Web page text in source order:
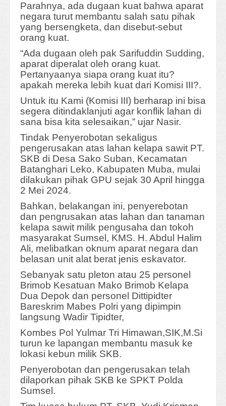
Parahnya, ada dugaan kuat bahwa aparat
negara turut membantu salah satu pihak
yang bersengketa, dan disebut-sebut
orang kuat.
“Ada dugaan oleh pak Sarifuddin Sudding,
aparat diperalat oleh orang kuat.
Pertanyaanya siapa orang kuat itu?
apakah mereka lebih kuat dari Komisi III?.
Untuk itu Kami (Komisi III) berharap ini bisa
segera ditindaklanjuti agar konflik lahan di
sana bisa kita selesaikan,” ujar Nasir.
Tindak Penyerobotan sekaligus
pengerusakan atas lahan kelapa sawit PT.
SKB di Desa Sako Suban, Kecamatan
Batanghari Leko, Kabupaten Muba, mulai
dilakukan pihak GPU sejak 30 April hingga
2 Mei 2024.
Bahkan, belakangan ini, penyerebotan
dan pengrusakan atas lahan dan tanaman
kelapa sawit milik pengusaha dan tokoh
masyarakat Sumsel, KMS. H. Abdul Halim
Ali, melibatkan oknum aparat negara dan
belasan unit alat berat jenis eskavator.
Sebanyak satu pleton atau 25 personel
Brimob Kesatuan Mako Brimob Kelapa
Dua Depok dan personel Dittipidter
Bareskrim Mabes Polri yang dipimpin
langsung Wadir Tipidter,
Kombes Pol Yulmar Tri Himawan,SIK,M.Si
turun ke lapangan membantu masuk ke
lokasi kebun milik SKB.
Penyerobotan dan pengerusakan telah
dilaporkan pihak SKB ke SPKT Polda
Sumsel.